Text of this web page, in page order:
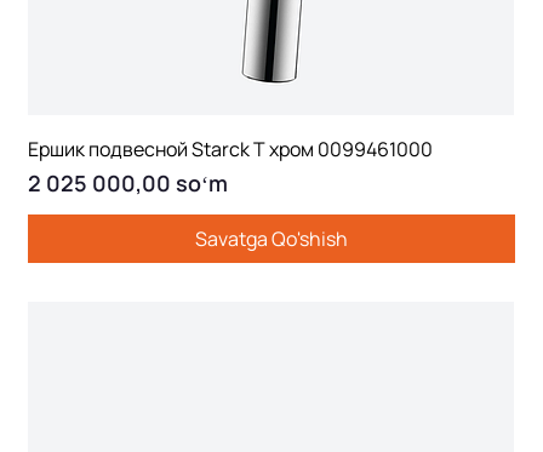
Ершик подвесной Starck T хром 0099461000
Price
2 025 000,00 soʻm
Savatga Qo'shish